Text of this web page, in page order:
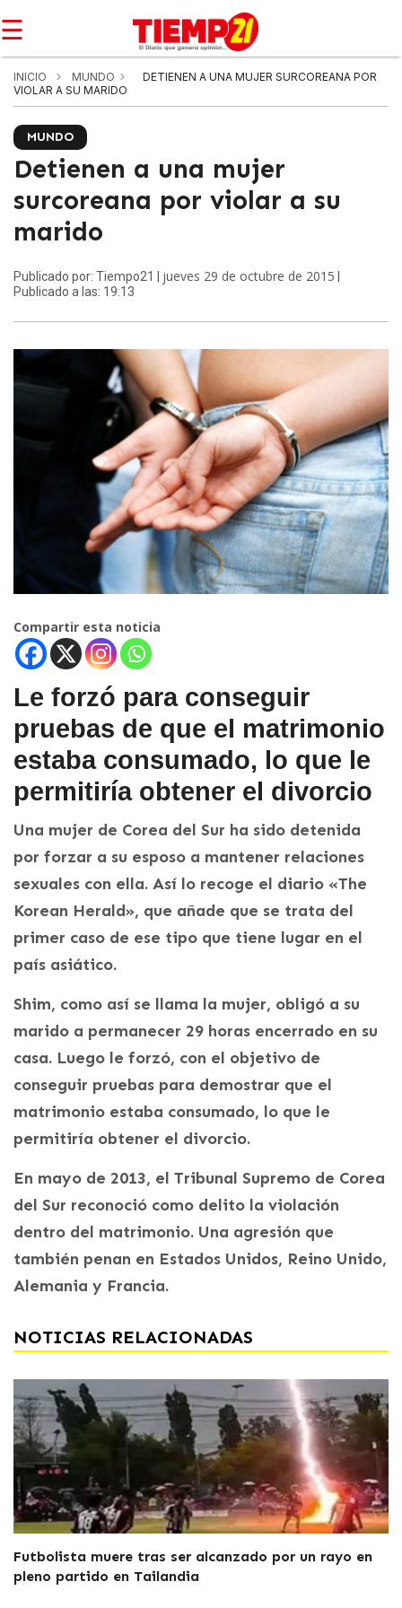
☰
INICIO MUNDO
DETIENEN A UNA MUJER SURCOREANA POR
VIOLAR A SU MARIDO
MUNDO
Detienen a una mujer
surcoreana por violar a su
marido
Publicado por: Tiempo21 | jueves 29 de octubre de 2015
Publicado a las: 19:13
Compartir esta noticia
Le forzó para conseguir
pruebas de que el matrimonio
estaba consumado, lo que le
permitiría obtener el divorcio
Una mujer de Corea del Sur ha sido detenida
por forzar a su esposo a mantener relaciones
sexuales con ella. Así lo recoge el diario «The
Korean Herald», que añade que se trata del
primer caso de ese tipo que tiene lugar en el
país asiático.
Shim, como así se llama la mujer, obligó a su
marido a permanecer 29 horas encerrado en su
casa. Luego le forzó, con el objetivo de
conseguir pruebas para demostrar que el
matrimonio estaba consumado, lo que le
permitiría obtener el divorcio.
En mayo de 2013, el Tribunal Supremo de Corea
del Sur reconoció como delito la violación
dentro del matrimonio. Una agresión que
también penan en Estados Unidos, Reino Unido,
Alemania y Francia.
NOTICIAS RELACIONADAS
Futbolista muere tras ser alcanzado por un rayo en
pleno partido en Tailandia